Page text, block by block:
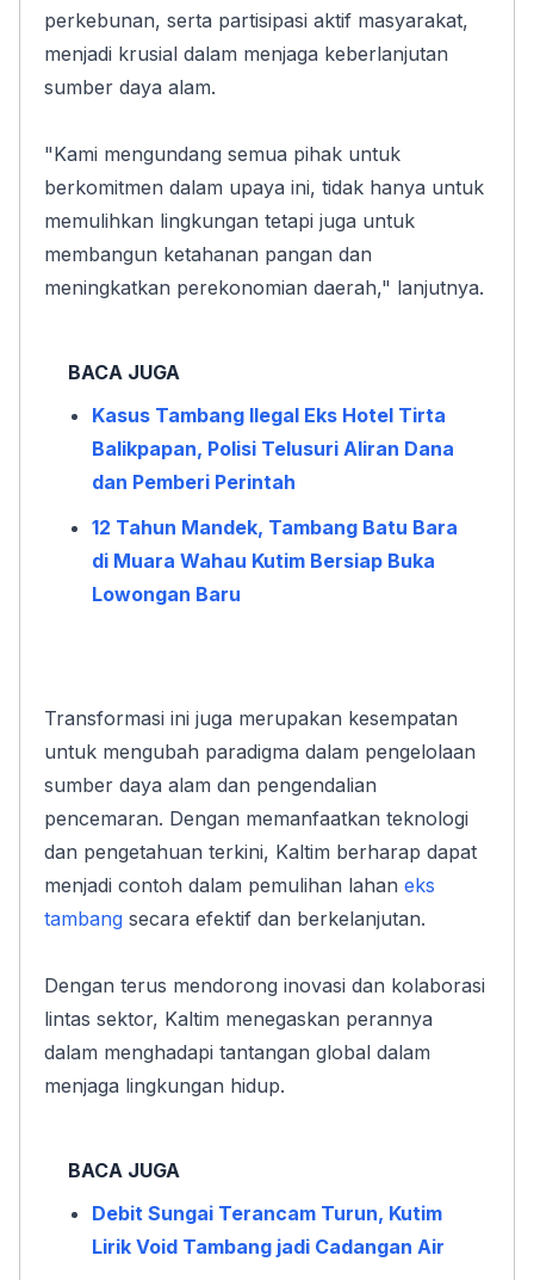
perkebunan, serta partisipasi aktif masyarakat,
menjadi krusial dalam menjaga keberlanjutan
sumber daya alam.
"Kami mengundang semua pihak untuk
berkomitmen dalam upaya ini, tidak hanya untuk
memulihkan lingkungan tetapi juga untuk
membangun ketahanan pangan dan
meningkatkan perekonomian daerah," lanjutnya.
BACA JUGA
Kasus Tambang Ilegal Eks Hotel Tirta
Balikpapan, Polisi Telusuri Aliran Dana
dan Pemberi Perintah
12 Tahun Mandek, Tambang Batu Bara
di Muara Wahau Kutim Bersiap Buka
Lowongan Baru
Transformasi ini juga merupakan kesempatan
untuk mengubah paradigma dalam pengelolaan
sumber daya alam dan pengendalian
pencemaran. Dengan memanfaatkan teknologi
dan pengetahuan terkini, Kaltim berharap dapat
menjadi contoh dalam pemulihan lahan eks
tambang secara efektif dan berkelanjutan.
Dengan terus mendorong inovasi dan kolaborasi
lintas sektor, Kaltim menegaskan perannya
dalam menghadapi tantangan global dalam
menjaga lingkungan hidup.
BACA JUGA
Debit Sungai Terancam Turun, Kutim
Lirik Void Tambang jadi Cadangan Air